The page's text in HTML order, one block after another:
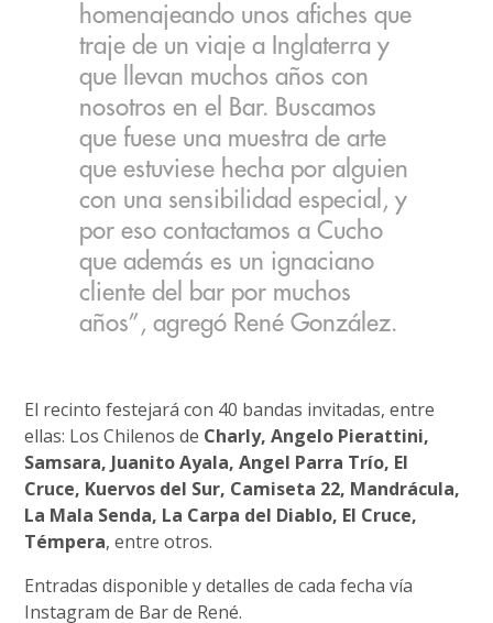
homenajeando unos afiches que
traje de un viaje a Inglaterra y
que llevan muchos años con
nosotros en el Bar. Buscamos
que fuese una muestra de arte
que estuviese hecha por alguien
con una sensibilidad especial, y
por eso contactamos a Cucho
que además es un ignaciano
cliente del bar por muchos
años”, agregó René González.
El recinto festejará con 40 bandas invitadas, entre
ellas: Los Chilenos de Charly, Angelo Pierattini,
Samsara, Juanito Ayala, Angel Parra Trío, El
Cruce, Kuervos del Sur, Camiseta 22, Mandrácula,
La Mala Senda, La Carpa del Diablo, El Cruce,
Témpera, entre otros.
Entradas disponible y detalles de cada fecha vía
Instagram de Bar de René.